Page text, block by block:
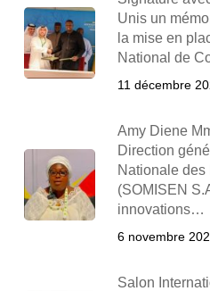
Unis un
la mise en
National de
11 décembre
Amy Diene
Direction
Nationale des
(SOMISEN
innovations…
6 novembre
Salon